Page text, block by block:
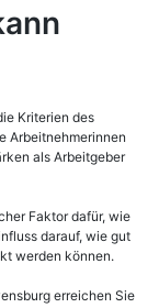
Kriterien des
Arbeitnehmerinnen
als Arbeitgeber
Faktor dafür, wie
darauf, wie gut
werden können.
erreichen Sie